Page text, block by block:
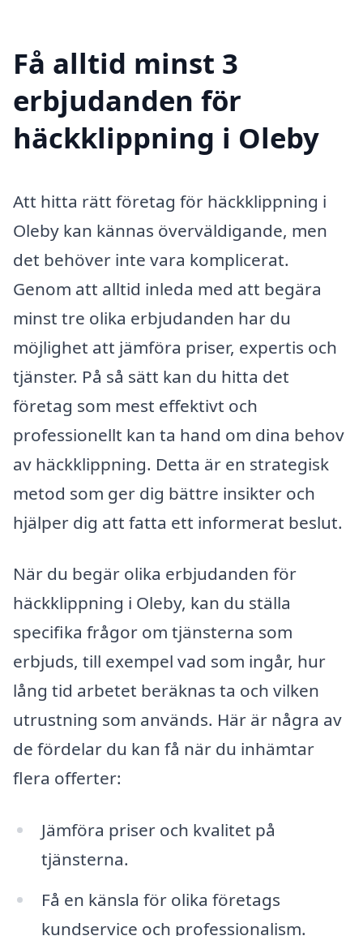
Få alltid minst 3
erbjudanden för
häckklippning i Oleby
Att hitta rätt företag för häckklippning i
Oleby kan kännas överväldigande, men
det behöver inte vara komplicerat.
Genom att alltid inleda med att begära
minst tre olika erbjudanden har du
möjlighet att jämföra priser, expertis och
tjänster. På så sätt kan du hitta det
företag som mest effektivt och
professionellt kan ta hand om dina behov
av häckklippning. Detta är en strategisk
metod som ger dig bättre insikter och
hjälper dig att fatta ett informerat beslut.
När du begär olika erbjudanden för
häckklippning i Oleby, kan du ställa
specifika frågor om tjänsterna som
erbjuds, till exempel vad som ingår, hur
lång tid arbetet beräknas ta och vilken
utrustning som används. Här är några av
de fördelar du kan få när du inhämtar
flera offerter:
Jämföra priser och kvalitet på
tjänsterna.
Få en känsla för olika företags
kundservice och professionalism.